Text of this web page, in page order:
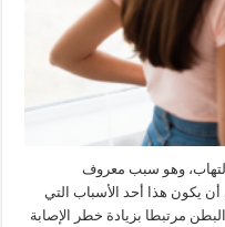
وهو سبب معروف
يكون هذا أحد الأسباب التي
مرتبطا بزيادة خطر الإصابة